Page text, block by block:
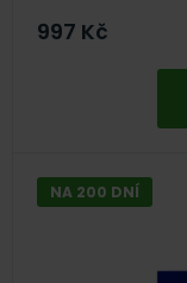
997 Kč
NA 200 DNÍ